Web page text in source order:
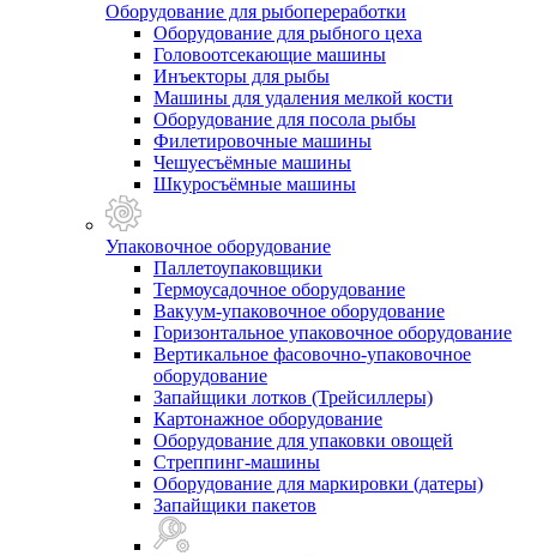
Оборудование для рыбопереработки
Оборудование для рыбного цеха
Головоотсекающие машины
Инъекторы для рыбы
Машины для удаления мелкой кости
Оборудование для посола рыбы
Филетировочные машины
Чешуесъёмные машины
Шкуросъёмные машины
Упаковочное оборудование
Паллетоупаковщики
Термоусадочное оборудование
Вакуум-упаковочное оборудование
Горизонтальное упаковочное оборудование
Вертикальное фасовочно-упаковочное
оборудование
Запайщики лотков (Трейсиллеры)
Картонажное оборудование
Оборудование для упаковки овощей
Стреппинг-машины
Оборудование для маркировки (датеры)
Запайщики пакетов